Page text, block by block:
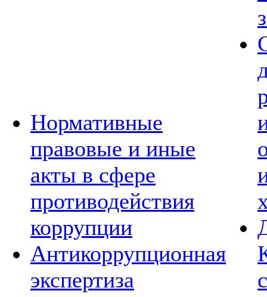
Нормативные
правовые и иные
акты в сфере
противодействия
коррупции
Антикоррупционная
экспертиза